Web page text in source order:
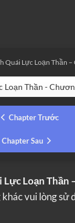
Quái Lực Loạn Thần
Chapter Trước
Chapter Sau
Lực Loạn Thần
vui lòng sử